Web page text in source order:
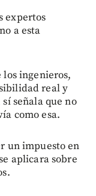
expertos
a esta
ingenieros,
real y
señala que no
como esa.
un impuesto en
aplicara sobre